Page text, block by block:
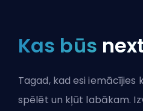
Kas būs
Tagad, kad esi iemācījies
spēlēt un kļūt labākam.